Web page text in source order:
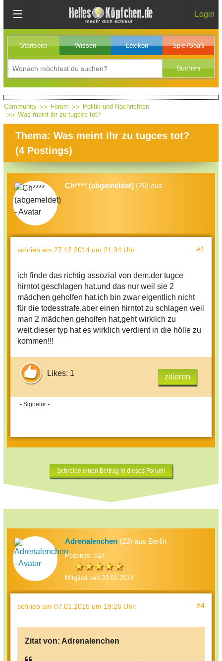
Login
Startseite Wissen Lexikon Spiel/Spaß
Community Forum
Politik und Nachrichten
Was meint ihr zu tugces tot?
Thema: Was meint ihr zu tugces tot?
(4 Postings)
Ch**** (abgemeldet) (26) aus
schrieb am 27.12.2014 um 21:34 Uhr: #1
ich finde das richtig assozial von dem,der tugce
hirntot geschlagen hat.und das nur weil sie 2
mädchen geholfen hat.ich bin zwar eigentlich nicht
für die todesstrafe,aber einen hirntot zu schlagen weil
man 2 mädchen geholfen hat,geht wirklich zu
weit.dieser typ hat es wirklich verdient in die hölle zu
kommen!!!
Likes: 1 zitieren
- Signatur -
Schreibe einen Beitrag in dieses Forum!
Adrenalenchen (23) aus Berlin
Postings: 818
Mitglied seit 23.01.2014
schrieb am 07.01.2015 um 19:26 Uhr: #4
Zitat von: Adrenalenchen